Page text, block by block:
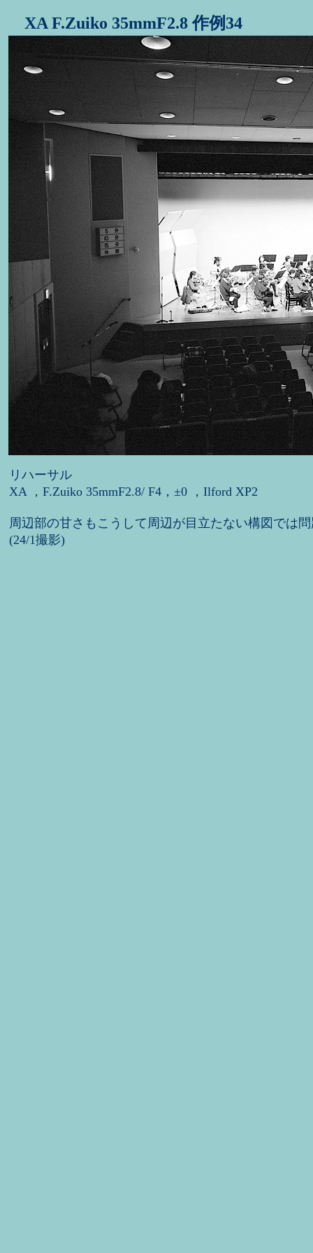
XA F.Zuiko 35mmF2.8 作例34
リハーサル
XA ，F.Zuiko 35mmF2.8/ F4，±0 ，Ilford XP2
周辺部の甘さもこうして周辺が目立たない構図では
(24/1撮影)